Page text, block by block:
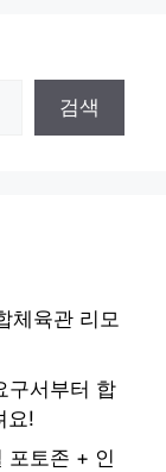
검색
체육관 리모
구서부터 합
요!
포토존 + 인